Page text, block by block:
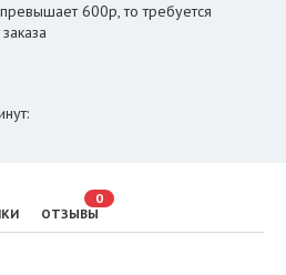
ОТЗЫВЫ
0
600р, то требуется